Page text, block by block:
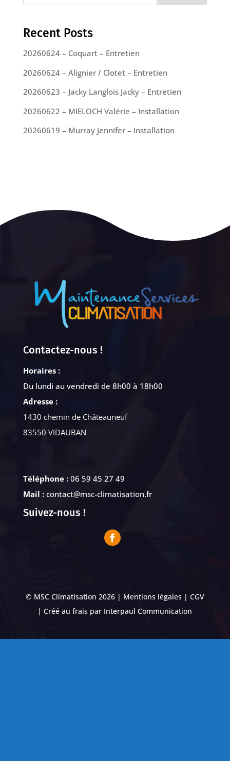
Recent Posts
20260624 – Coquart – Entretien
20260624 – Alignier / Clotet – Entretien
20260623 – Jacky Langlois Jacky – Entretien
20260622 – MIELOCH Valérie – Installation
20260619 – Murray Jennifer – Installation
Contactez-nous !
Horaires :
Du lundi au vendredi de 8h00 à 18h00
Adresse :
1430 chemin de Châteauneuf
83550 VIDAUBAN
Téléphone : 06 59 45 27 49
Mail :contact@msc-climatisation.fr
Suivez-nous !
© MSC Climatisation 2026 | Mentions légales| CGV
| Créé au frais par Interpaul Communication